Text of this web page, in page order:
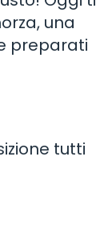
una
preparati
tutti